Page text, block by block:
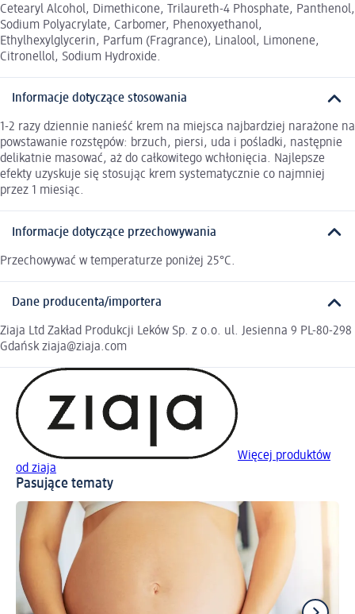
Cetearyl Alcohol, Dimethicone, Trilaureth-4 Phosphate, Panthenol,
Sodium Polyacrylate, Carbomer, Phenoxyethanol,
Ethylhexylglycerin, Parfum (Fragrance), Linalool, Limonene,
Citronellol, Sodium Hydroxide.
Informacje dotyczące stosowania
1-2 razy dziennie nanieść krem na miejsca najbardziej narażone na
powstawanie rozstępów: brzuch, piersi, uda i pośladki, następnie
delikatnie masować, aż do całkowitego wchłonięcia. Najlepsze
efekty uzyskuje się stosując krem systematycznie co najmniej
przez 1 miesiąc.
Informacje dotyczące przechowywania
Przechowywać w temperaturze poniżej 25°C.
Dane producenta/importera
Ziaja Ltd Zakład Produkcji Leków Sp. z o.o. ul. Jesienna 9 PL-80-298
Gdańsk ziaja@ziaja.com
Więcej produktów
od ziaja
Pasujące tematy